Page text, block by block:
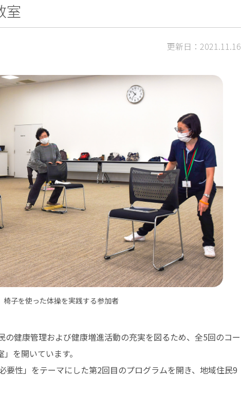
室
更新日：2021.11.16
椅子を使った体操を実践する参加者
健康管理および健康増進活動の充実を図るため、全5回のコー
を開いています。
性」をテーマにした第2回目のプログラムを開き、地域住民9